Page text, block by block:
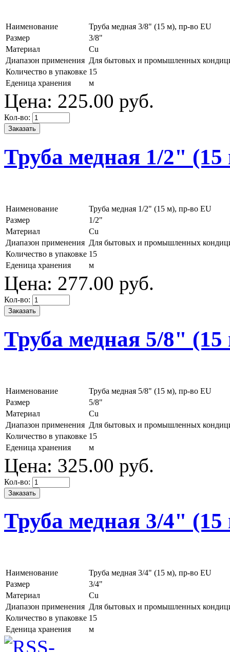
Наименование
Труба медная 3/8" (15 м), пр-во EU
Размер
3/8"
Материал
Cu
Диапазон применения Для бытовых и промышленных
Количество в упаковке 15
Еденица хранения
м
Цена: 225.00 руб.
Кол-во:
Труба медная 1/2"
Наименование
Труба медная 1/2" (15 м), пр-во EU
Размер
1/2"
Материал
Cu
Диапазон применения Для бытовых и промышленных
Количество в упаковке 15
Еденица хранения
м
Цена: 277.00 руб.
Кол-во:
Труба медная 5/8"
Наименование
Труба медная 5/8" (15 м), пр-во EU
Размер
5/8"
Материал
Cu
Диапазон применения Для бытовых и промышленных
Количество в упаковке 15
Еденица хранения
м
Цена: 325.00 руб.
Кол-во:
Труба медная 3/4"
Наименование
Труба медная 3/4" (15 м), пр-во EU
Размер
3/4"
Материал
Cu
Диапазон применения Для бытовых и промышленных
Количество в упаковке 15
Еденица хранения
м